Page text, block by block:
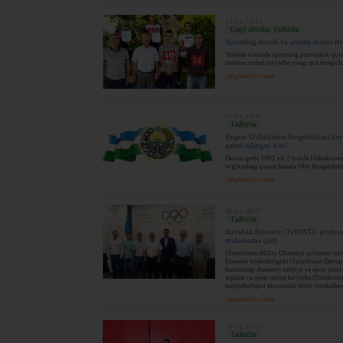
Engil atletika, Tadbirlar
Sportning texnik va amaliy turlari
Yoshlar o'rtasida sportning pnevmatik
duatlon turlari bo'yicha yangi uch
yangilikni ko’rsatish
Tadbirlar
Bugun O'zbekiston Respublikasi
qabul qilingan kun!
Davlat gerbi 1992 yil 2 iyulda
to'g'risidagi qonun hamda Oliy
yangilikni ko’rsatish
Tadbirlar
Ravshan Ermatov O'zDJSTU
muhokama qildi
O'zbekiston Milliy Olimpiya qo'mitasi
Ermatov boshchiligida O'zbekiston
huzuridagi Jismoniy tarbiya va sport
rejalari va sport turlari bo'yicha
natijadorligini mavzusida ilmiy
yangilikni ko’rsatish
Tadbirlar